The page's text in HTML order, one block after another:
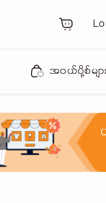
အဝယ်ပို့စ်များ